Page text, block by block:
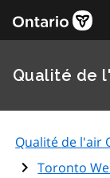
Qualité de
Qualité de l'air
Toronto